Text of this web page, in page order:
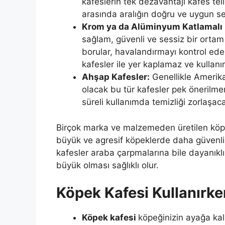
arasında aralığın doğru ve uygun
Krom ya da Alüminyum Katlamalı
sağlam, güvenli ve sessiz bir ortam
borular, havalandırmayı kontrol
kafesler ile yer kaplamaz ve
Ahşap Kafesler: Genellikle
olacak bu tür kafesler pek
süreli kullanımda temizliği
Birçok marka ve malzemeden üretilen
büyük ve agresif köpeklerde daha
kafesler araba çarpmalarına bile
büyük olması sağlıklı olur.
Köpek Kafesi
Köpek kafesi köpeğinizin ayağa